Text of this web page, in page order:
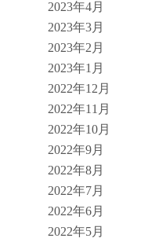
2023年4月
2023年3月
2023年2月
2023年1月
2022年12月
2022年11月
2022年10月
2022年9月
2022年8月
2022年7月
2022年6月
2022年5月